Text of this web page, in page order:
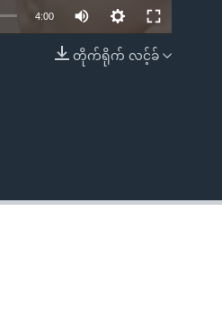
EMBED
4:00
တိုက်ရိုက် လင့်ခ်